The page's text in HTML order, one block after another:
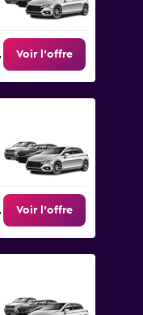
Voir l’offre
Voir l’offre